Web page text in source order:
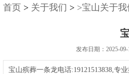
首页 > 关于我们 > >宝山关于我
发布日期：2025-
宝山殡葬一条龙电话:19121513838,专